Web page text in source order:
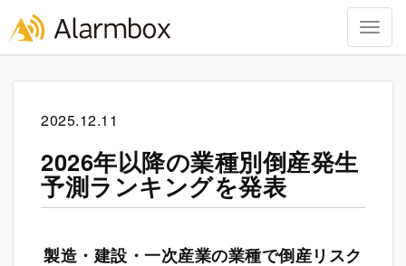
2025.12.11
2026年以降の業種別倒産発生
予測ランキングを発表
製造・建設・一次産業の業種で倒産リスク